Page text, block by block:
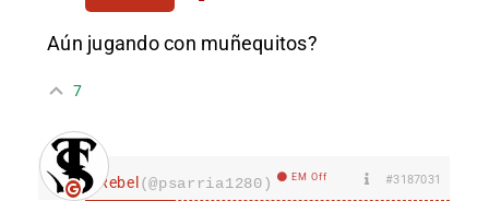
Aún jugando con muñequitos?
7
Rebel(@psarria1280) EM Off #3187031